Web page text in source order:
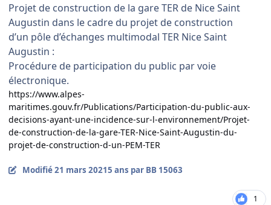
Projet de construction de la gare TER de Nice Saint
Augustin dans le cadre du projet de construction
d’un pôle d’échanges multimodal TER Nice Saint
Augustin :
Procédure de participation du public par voie
électronique.
https://www.alpes-
maritimes.gouv.fr/Publications/Participation-du-public-aux-
decisions-ayant-une-incidence-sur-l-environnement/Projet-
de-construction-de-la-gare-TER-Nice-Saint-Augustin-du-
projet-de-construction-d-un-PEM-TER
Modifié21 mars 20215 ans par BB 15063
1